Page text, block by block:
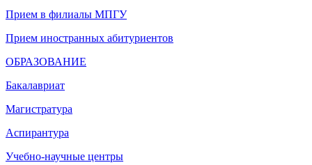
Прием в филиалы МПГУ
Прием иностранных абитуриентов
ОБРАЗОВАНИЕ
Бакалавриат
Магистратура
Аспирантура
Учебно-научные центры